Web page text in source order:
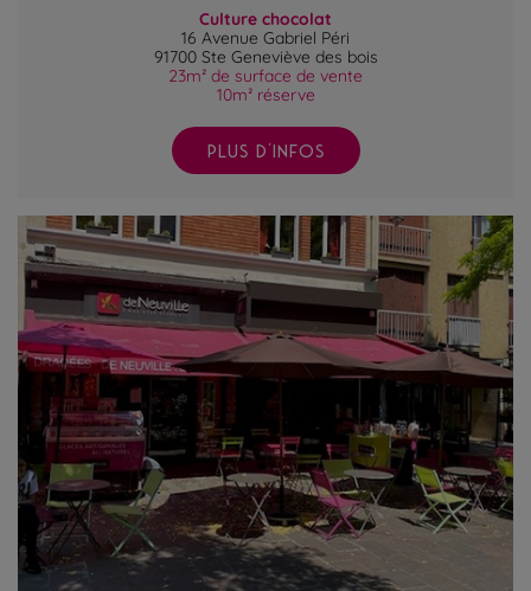
Culture chocolat
16 Avenue Gabriel Péri
91700 Ste Geneviève des bois
23m² de surface de vente
10m² réserve
PLUS D'INFOS